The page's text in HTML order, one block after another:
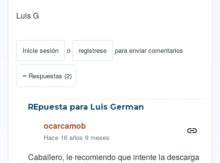
Luis G
Inicie sesión o registrese para enviar comentarios
Respuestas (2)
REpuesta para Luis German
ocarcamob
Hace 16 años 9 meses
Caballero, le recomiendo que intente la descarga